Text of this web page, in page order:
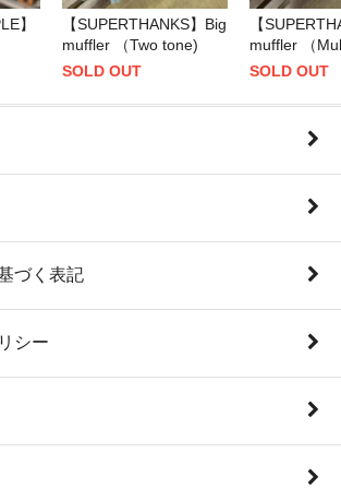
】
【SUPERTHANKS】Big
muffler （Two tone)
SOLD OUT
【
muffler （
SOLD OUT
づく表記
シー